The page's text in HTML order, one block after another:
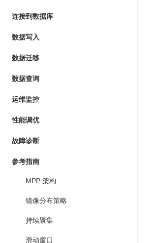
连接到数据库
数据写入
数据迁移
数据查询
运维监控
性能调优
故障诊断
参考指南
MPP 架构
镜像分布策略
持续聚集
滑动窗口